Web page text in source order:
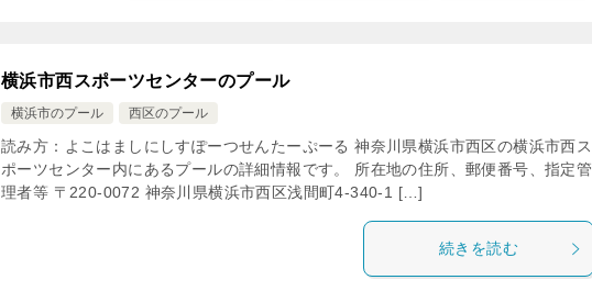
横浜市西スポーツセンターのプール
横浜市のプール 西区のプール
読み方：よこはましにしすぽーつせんたーぷーる 神奈川県横浜市西区の横浜市西ス
ポーツセンター内にあるプールの詳細情報です。 所在地の住所、郵便番号、指定管
理者等 〒220-0072 神奈川県横浜市西区浅間町4-340-1 […]
続きを読む